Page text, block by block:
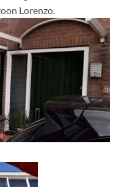
Lorenzo.